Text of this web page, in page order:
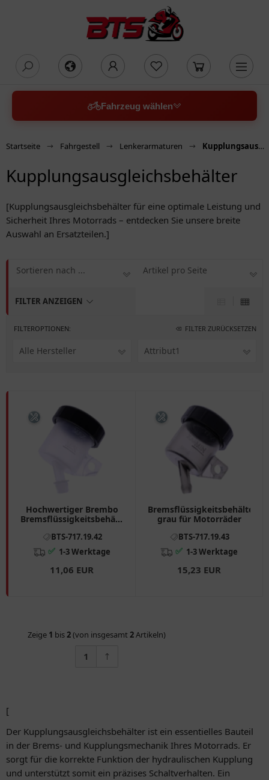
Fahrzeug wählen
Startseite Fahrgestell Lenkerarmaturen Kupplungsausgleichsbehälter
Kupplungsausgleichsbehälter
[Kupplungsausgleichsbehälter für eine optimale Leistung und
Sicherheit Ihres Motorrads – entdecken Sie unsere breite
Auswahl an Ersatzteilen.]
FILTER ANZEIGEN
Sortieren nach ... Artikel pro Seite
FILTEROPTIONEN: FILTER ZURÜCKSETZEN
Alle Hersteller Attribut1
Hochwertiger Brembo
Bremsflüssigkeitsbehälter
BTS-717.19.42
✅ 1-3 Werktage
11,06 EUR
Bremsflüssigkeitsbehälter
grau für Motorräder
BTS-717.19.43
✅ 1-3 Werktage
15,23 EUR
Zeige 1 bis2(von insgesamt 2Artikeln)
1
[
Der Kupplungsausgleichsbehälter ist ein essentielles Bauteil
in der Brems- und Kupplungsmechanik Ihres Motorrads. Er
sorgt für die korrekte Funktion der hydraulischen Kupplung
und unterstützt somit ein präzises Schaltverhalten. Ein